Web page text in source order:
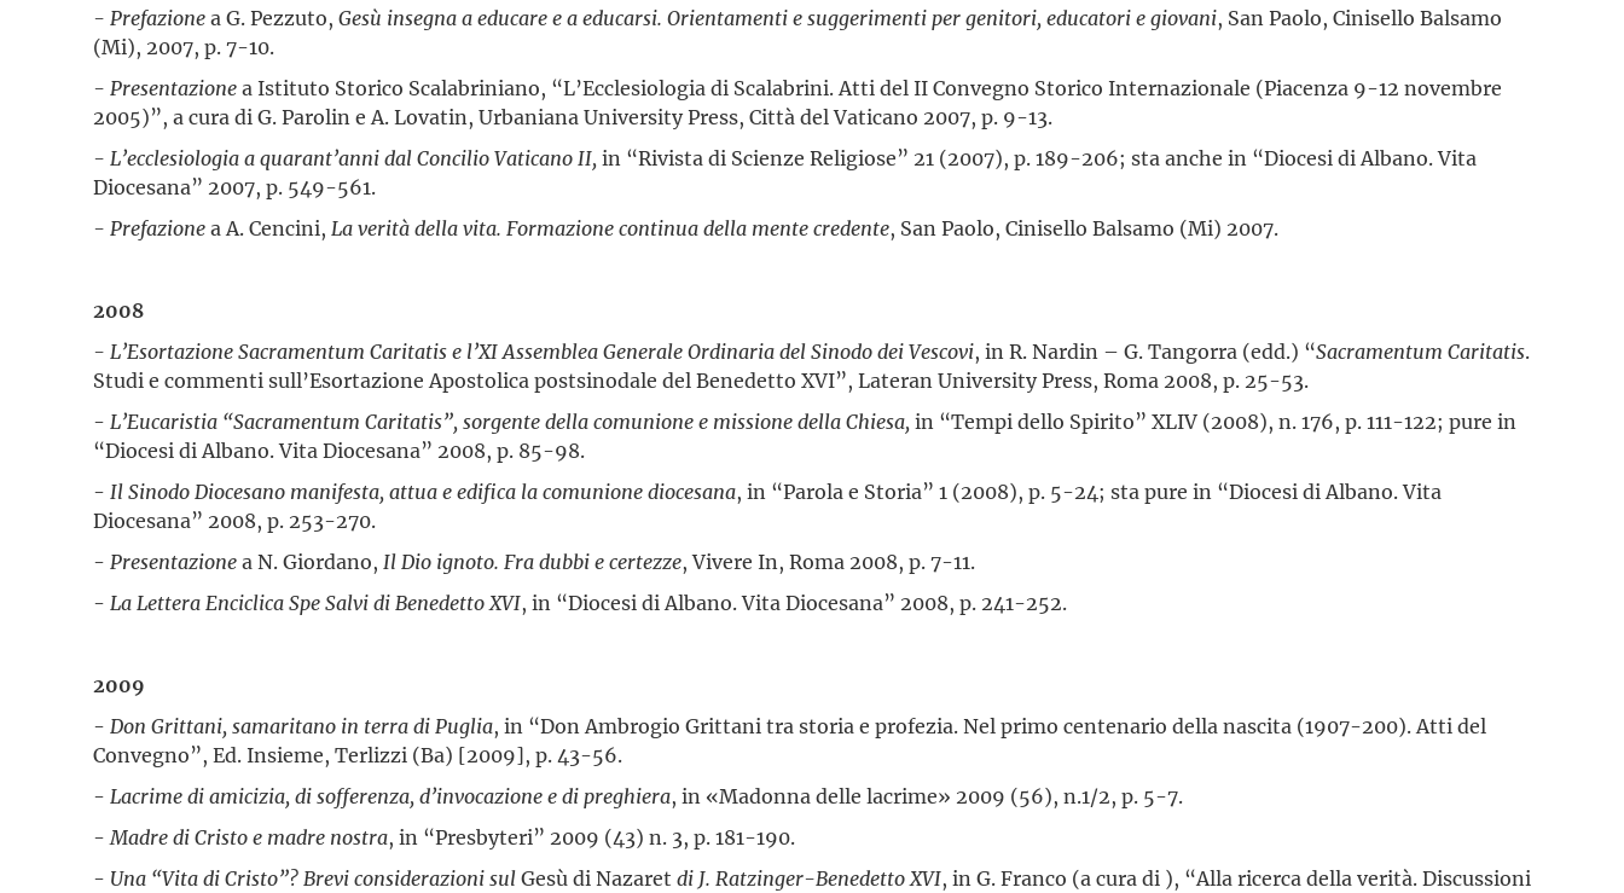
- Prefazionea G. Pezzuto, Gesù insegna a educare e a educarsi. Orientamenti e suggerimenti per genitori, educatori e giovani, San Paolo, Cinisello Balsamo
(Mi), 2007, p. 7-10.
- Presentazionea Istituto Storico Scalabriniano, “L’Ecclesiologia di Scalabrini. Atti del II Convegno Storico Internazionale (Piacenza 9-12 novembre
2005)”, a cura di G. Parolin e A. Lovatin, Urbaniana University Press, Città del Vaticano 2007, p. 9-13.
- L’ecclesiologia a quarant’anni dal Concilio Vaticano II, in “Rivista di Scienze Religiose” 21 (2007), p. 189-206; sta anche in “Diocesi di Albano. Vita
Diocesana” 2007, p. 549-561.
- Prefazionea A. Cencini, La verità della vita. Formazione continua della mente credente, San Paolo, Cinisello Balsamo (Mi) 2007.
2008
- L’Esortazione Sacramentum Caritatis e l’XI Assemblea Generale Ordinaria del Sinodo dei Vescovi, in R. Nardin – G. Tangorra (edd.) “Sacramentum Caritatis.
Studi e commenti sull’Esortazione Apostolica postsinodale del Benedetto XVI”, Lateran University Press, Roma 2008, p. 25-53.
- L’Eucaristia “Sacramentum Caritatis”, sorgente della comunione e missione della Chiesa, in “Tempi dello Spirito” XLIV (2008), n. 176, p. 111-122; pure in
“Diocesi di Albano. Vita Diocesana” 2008, p. 85-98.
- Il Sinodo Diocesano manifesta, attua e edifica la comunione diocesana, in “Parola e Storia” 1 (2008), p. 5-24; sta pure in “Diocesi di Albano. Vita
Diocesana” 2008, p. 253-270.
- Presentazionea N. Giordano, Il Dio ignoto. Fra dubbi e certezze, Vivere In, Roma 2008, p. 7-11.
- La Lettera Enciclica Spe Salvi di Benedetto XVI, in “Diocesi di Albano. Vita Diocesana” 2008, p. 241-252.
2009
- Don Grittani, samaritano in terra di Puglia, in “Don Ambrogio Grittani tra storia e profezia. Nel primo centenario della nascita (1907-200). Atti del
Convegno”, Ed. Insieme, Terlizzi (Ba) [2009], p. 43-56.
- Lacrime di amicizia, di sofferenza, d’invocazione e di preghiera, in «Madonna delle lacrime» 2009 (56), n.1/2, p. 5-7.
- Madre di Cristo e madre nostra, in “Presbyteri” 2009 (43) n. 3, p. 181-190.
- Una “Vita di Cristo”? Brevi considerazioni sulGesù di Nazaret di J. Ratzinger-Benedetto XVI, in G. Franco (a cura di ), “Alla ricerca della verità. Discussioni